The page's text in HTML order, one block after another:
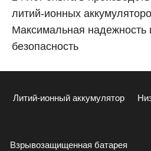
литий-ионных
Максимальная надежность
безопасность
Литий-ионный аккумулятор
Взрывозащищенная батарея